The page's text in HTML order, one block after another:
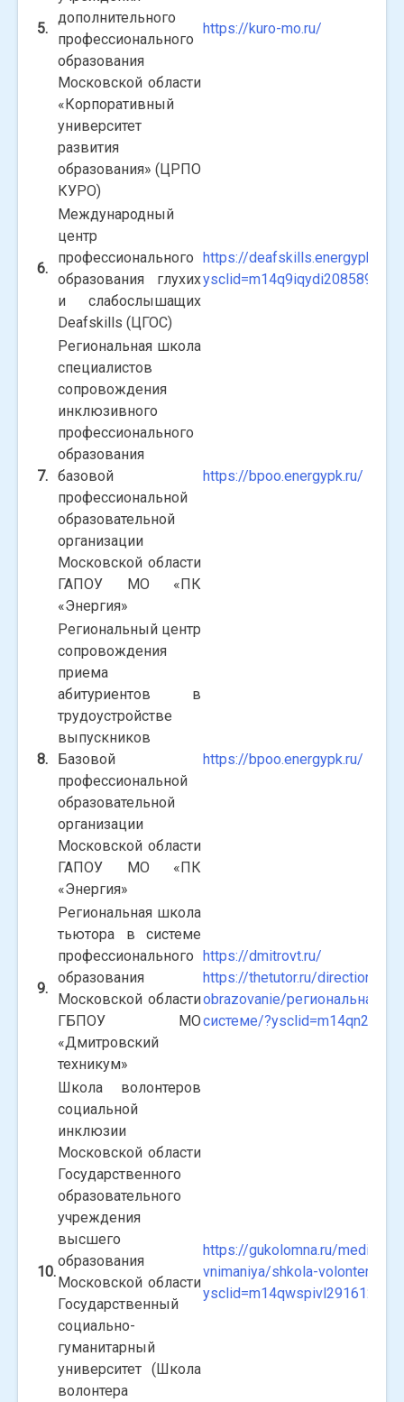
5.
дополнительного
профессионального
образования
Московской области
«Корпоративный
университет
развития
образования» (ЦРПО
КУРО)
https://kuro-mo.ru/
6.
Международный
центр
профессионального
образования глухих
и слабослышащих
Deafskills (ЦГОС)
https://deafskills.energypk.ru/?
ysclid=m14q9iqydi208589736
7.
Региональная школа
специалистов
сопровождения
инклюзивного
профессионального
образования
базовой
профессиональной
образовательной
организации
Московской области
ГАПОУ МО «ПК
«Энергия»
https://bpoo.energypk.ru/
8.
Региональный центр
сопровождения
приема
абитуриентов в
трудоустройстве
выпускников
Базовой
профессиональной
образовательной
организации
Московской области
ГАПОУ МО «ПК
«Энергия»
https://bpoo.energypk.ru/
9.
Региональная школа
тьютора в системе
профессионального
образования
Московской области
ГБПОУ МО
«Дмитровский
техникум»
https://dmitrovt.ru/
https://thetutor.ru/
obrazovanie/региональная-
системе/
10.
Школа волонтеров
социальной
инклюзии
Московской области
Государственного
образовательного
учреждения
высшего
образования
Московской области
Государственный
социально-
гуманитарный
университет (Школа
волонтера
https://gukolomna.ru/media/v-
vnimaniya/shkola-volonterov-
ysclid=m14qwspivl291612699